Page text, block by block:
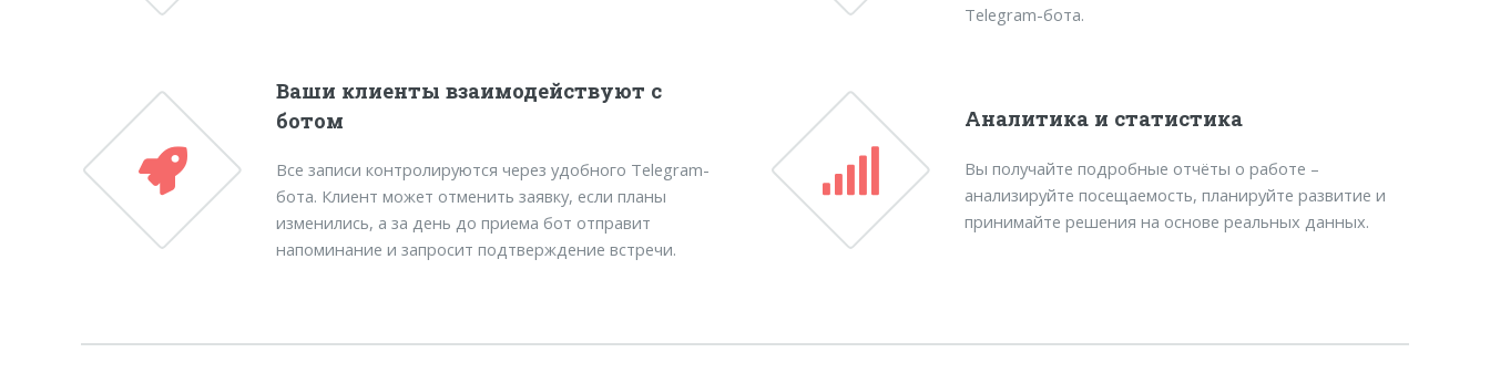
Telegram-бота.
Ваши клиенты взаимодействуют с
ботом
Все записи контролируются через удобного Telegram-
бота. Клиент может отменить заявку, если планы
изменились, а за день до приема бот отправит
напоминание и запросит подтверждение встречи.
Аналитика и статистика
Вы получайте подробные отчёты о работе –
анализируйте посещаемость, планируйте развитие и
принимайте решения на основе реальных данных.